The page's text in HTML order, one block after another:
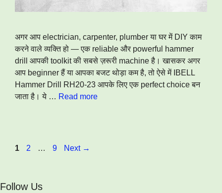
अगर आप electrician, carpenter, plumber या घर में DIY काम
करने वाले व्यक्ति हो — एक reliable और powerful hammer
drill आपकी toolkit की सबसे ज़रूरी machine है। खासकर अगर
आप beginner हैं या आपका बजट थोड़ा कम है, तो ऐसे में IBELL
Hammer Drill RH20-23 आपके लिए एक perfect choice बन
जाता है। ये … Read more
Page
1 Page
2 … Page
9 Next →
Follow Us